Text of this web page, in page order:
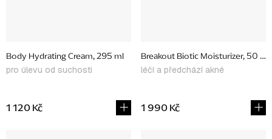
Body Hydrating Cream, 295 ml
pro úlevu od suchosti
1 120 Kč
Breakout Biotic Moisturizer, 50 ml
léčí a předchází akné
1 990 Kč